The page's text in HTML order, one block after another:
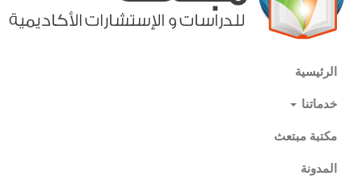
الرئيسية
خدماتنا
مكتبة مبتعث
المدونة